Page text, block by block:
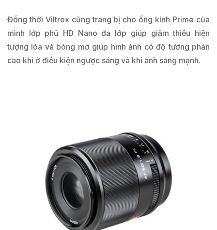
Đồng thời Viltrox cũng trang bị cho ống kính Prime của
mình lớp phủ HD Nano đa lớp giúp giảm thiểu hiện
tượng lóa và bóng mờ giúp hình ảnh có độ tương phản
cao khi ở điều kiện ngược sáng và khi ánh sáng mạnh.